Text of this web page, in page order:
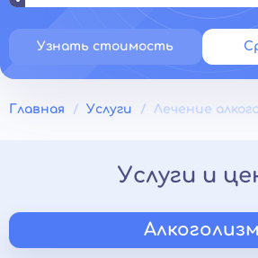
Узнать стоимость
Главная Услуги Лечение
Услуги и
Алкоголизм